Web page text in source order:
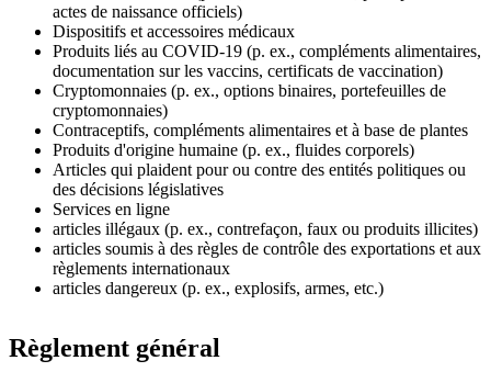
actes de naissance officiels)
Dispositifs et accessoires médicaux
Produits liés au COVID-19 (p. ex., compléments alimentaires,
documentation sur les vaccins, certificats de vaccination)
Cryptomonnaies (p. ex., options binaires, portefeuilles de
cryptomonnaies)
Contraceptifs, compléments alimentaires et à base de plantes
Produits d'origine humaine (p. ex., fluides corporels)
Articles qui plaident pour ou contre des entités politiques ou
des décisions législatives
Services en ligne
articles illégaux (p. ex., contrefaçon, faux ou produits illicites)
articles soumis à des règles de contrôle des exportations et aux
règlements internationaux
articles dangereux (p. ex., explosifs, armes, etc.)
Règlement général